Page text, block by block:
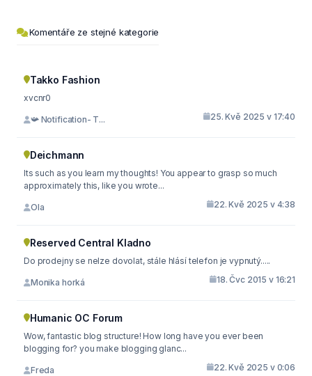
Komentáře ze stejné kategorie
Takko Fashion
xvcnr0
📯 Notification- T... 25. Kvě 2025 v 17:40
Deichmann
Its such as you learn my thoughts! You appear to grasp so much
approximately this, like you wrote...
Ola 22. Kvě 2025 v 4:38
Reserved Central Kladno
Do prodejny se nelze dovolat, stále hlásí telefon je vypnutý.....
Monika horká 18. Čvc 2015 v 16:21
Humanic OC Forum
Wow, fantastic blog structure! How long have you ever been
blogging for? you make blogging glanc...
Freda 22. Kvě 2025 v 0:06